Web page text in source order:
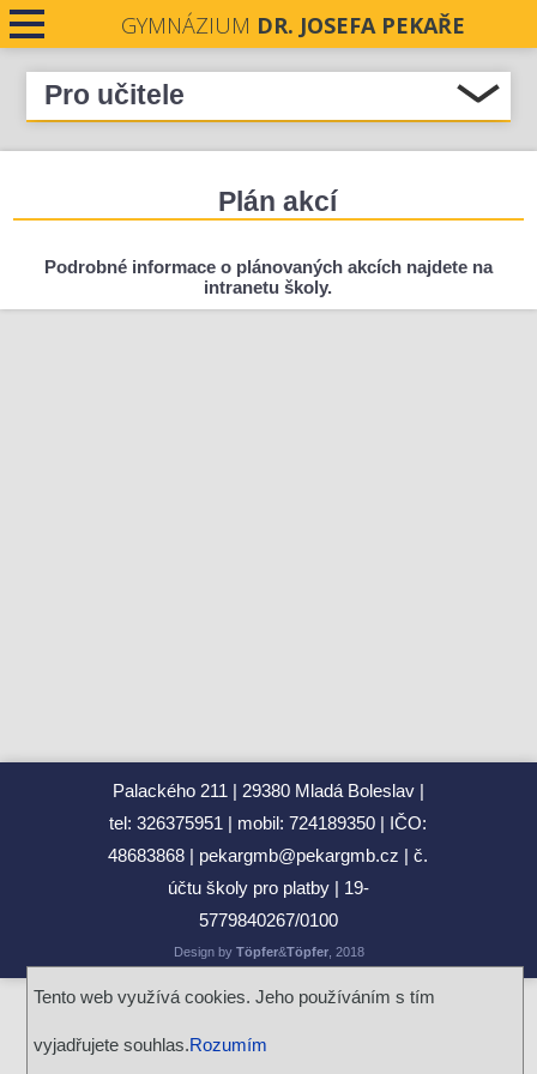
GYMNÁZIUM DR. JOSEFA PEKAŘE
PRO UČITELE
PRO VEŘEJNOST
PRO STUDENTY
NOVINKY
KONTAKTY
Tento web využívá cookies. Jeho používáním s tím
vyjadřujete souhlas.Rozumím
Pro učitele
Email pro zaměstnance
Student revue – školní časopis
Plán akcí
Podrobné informace o plánovaných akcích najdete na
intranetu školy.
Palackého 211
29380 Mladá Boleslav
tel: 326375951
mobil: 724189350
IČO:
48683868
pekargmb@pekargmb.cz
č.
účtu školy pro platby
19-
5779840267/0100
Design by Töpfer&Töpfer, 2018